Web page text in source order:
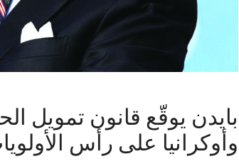
بايدن يوقّع قانون تمويل
وأوكرانيا على رأس